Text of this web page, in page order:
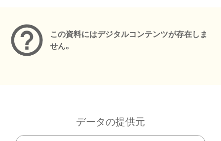
この資料にはデジタルコンテンツが存在しま
せん。
データの提供元